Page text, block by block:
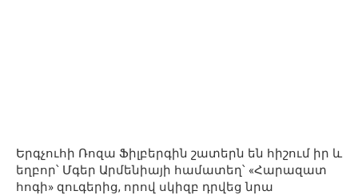
Երգչուհի Ռոզա Ֆիլբերգին շատերն են հիշում իր և
եղբոր՝ Մգեր Արմենիայի համատեղ՝ «Հարազատ
հոգի» զուգերից, որով սկիզբ դրվեց նրա